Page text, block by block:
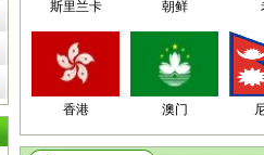
斯里兰卡 朝鲜
香港 澳门